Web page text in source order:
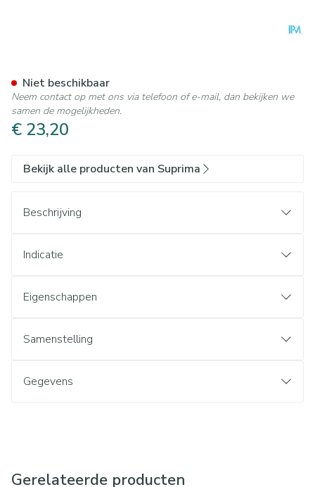
€ 23,20
Niet beschikbaar
Neem contact op met ons via telefoon of e-mail, dan bekijken we
samen de mogelijkheden.
Bekijk alle producten van Suprima
Beschrijving
Indicatie
Eigenschappen
Samenstelling
Gegevens
Gerelateerde producten